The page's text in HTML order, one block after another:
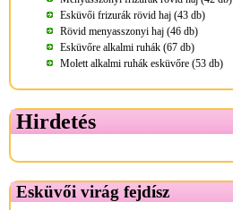
Esküvői frizurák rövid haj (43 db)
Rövid menyasszonyi haj (46 db)
Esküvőre alkalmi ruhák (67 db)
Molett alkalmi ruhák esküvőre (53 db)
Hirdetés
Esküvői virág fejdísz